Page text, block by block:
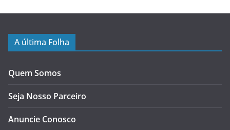
A última Folha
Quem Somos
Seja Nosso Parceiro
Anuncie Conosco